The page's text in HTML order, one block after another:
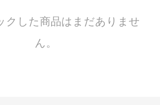
クした商品はまだありませ
ん。